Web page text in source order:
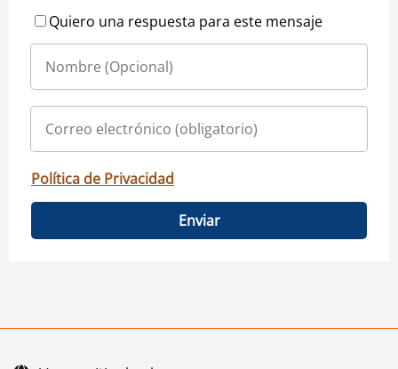
Quiero una respuesta para este mensaje
Política de Privacidad
Enviar